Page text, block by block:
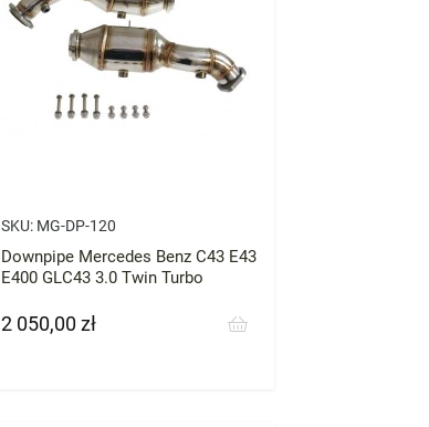
SKU: MG-DP-120
Downpipe Mercedes Benz C43 E43
E400 GLC43 3.0 Twin Turbo
Cena
2 050,00 zł